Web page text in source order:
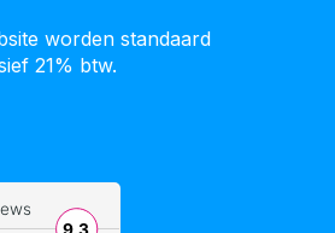
worden standaard
21% btw.